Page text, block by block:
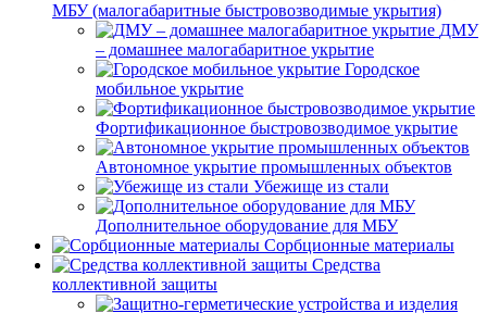
МБУ (малогабаритные быстровозводимые укрытия)
ДМУ
– домашнее малогабаритное укрытие
Городское
мобильное укрытие
Фортификационное быстровозводимое укрытие
Автономное укрытие промышленных объектов
Убежище из стали
Дополнительное оборудование для МБУ
Сорбционные материалы
Средства
коллективной защиты